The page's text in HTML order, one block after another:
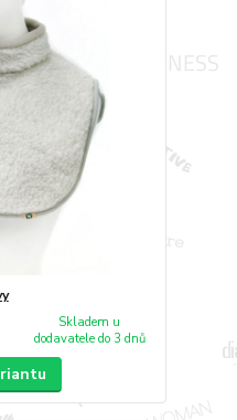
Skladem u
dodavatele do 3 dnů